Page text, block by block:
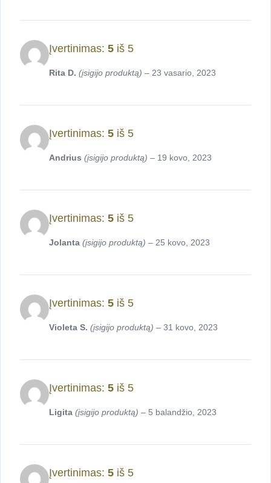
Įvertinimas: 5 iš 5
Rita D. (įsigijo produktą) – 23 vasario, 2023
Įvertinimas: 5 iš 5
Andrius (įsigijo produktą) – 19 kovo, 2023
Įvertinimas: 5 iš 5
Jolanta (įsigijo produktą) – 25 kovo, 2023
Įvertinimas: 5 iš 5
Violeta S. (įsigijo produktą) – 31 kovo, 2023
Įvertinimas: 5 iš 5
Ligita (įsigijo produktą) – 5 balandžio, 2023
Įvertinimas: 5 iš 5